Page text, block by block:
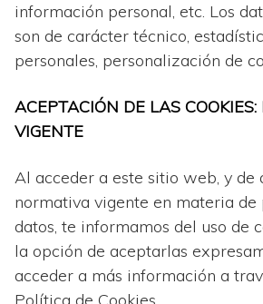
información personal, etc. Los
son de carácter técnico,
personales, personalización de
ACEPTACIÓN DE LAS
VIGENTE
Al acceder a este sitio web, y de
normativa vigente en materia de
datos, te informamos del uso de
la opción de aceptarlas
acceder a más información a